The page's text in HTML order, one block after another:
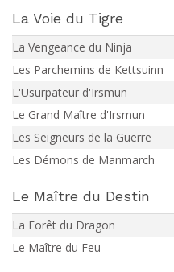
La Voie du Tigre
La Vengeance du Ninja
Les Parchemins de Kettsuinn
L'Usurpateur d'Irsmun
Le Grand Maître d'Irsmun
Les Seigneurs de la Guerre
Les Démons de Manmarch
Le Maître du Destin
La Forêt du Dragon
Le Maître du Feu